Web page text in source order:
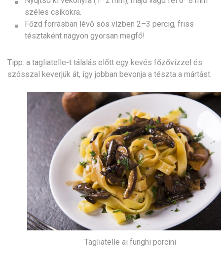
széles csíkokra.
Főzd forrásban lévő sós vízben 2–3 percig, friss
tésztaként nagyon gyorsan megfő!
Tipp: a tagliatelle-t tálalás előtt egy kevés főzővízzel és
szósszal keverjük át, így jobban bevonja a tészta a mártást.
Tagliatelle ai funghi porcini